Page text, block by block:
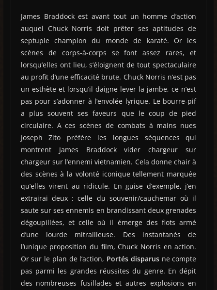
James Braddock est avant tout un homme d’action
auquel Chuck Norris doit prêter ses aptitudes de
septuple champion du monde de karaté. Or les
scènes de corps-à-corps se font assez rares, et
lorsqu’elles ont lieu, s’éloignent de tout spectaculaire
au profit d’une efficacité brute. Chuck Norris n’est pas
un esthète et lorsqu’il daigne lever la jambe, ce n’est
pas pour s’adonner à l’envolée lyrique. Le bourre-pif
a plus souvent ses faveurs que le coup de pied
circulaire. A ces scènes de combats à mains nues
Joseph Zito préfère les longues séquences qui
montrent James Braddock vider chargeur sur
chargeur sur l’ennemi vietnamien. Cela donne chair à
des scènes à la volonté iconique tellement marquée
qu’elles virent au ridicule. En guise d’exemple, j’en
extrairai deux : celle du souvenir/cauchemar où il
saute sur ses ennemis en brandissant deux grenades
dégoupillées, et celle où il émerge des flots armé
d’une lourde mitrailleuse. Des instantanés de
l’unique proposition du film, Chuck Norris en action.
Or sur le plan de l’action, Portés disparusne compte
pas parmi les grandes réussites du genre. En dépit
des nombreuses fusillades et autres explosions en